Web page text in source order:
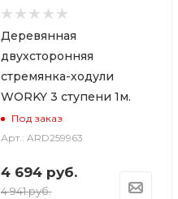
Деревянная
двухсторонняя
стремянка-ходули
WORKY 3 ступени 1м.
Под заказ
Арт.: ARD259963
4 694 руб.
4 941руб.